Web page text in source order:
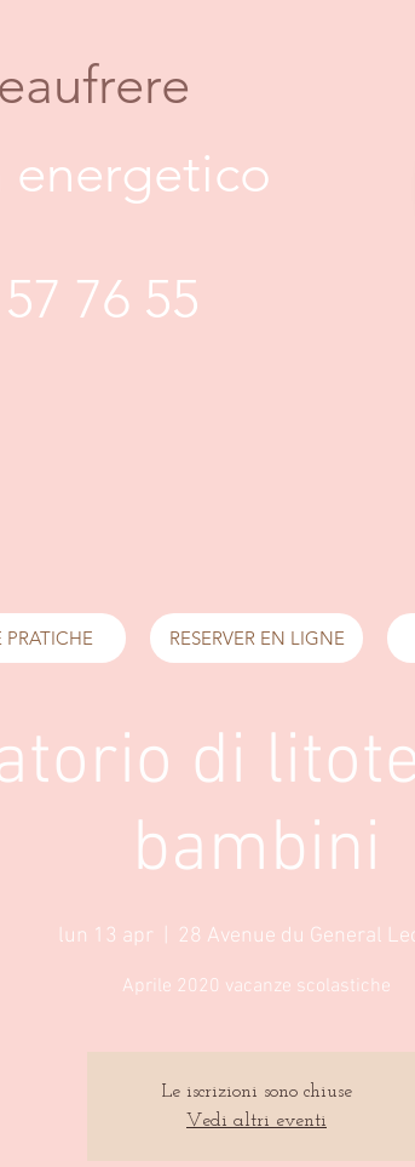
energetico
76 55
PRATICHE RESERVER EN LIGNE
di
bambini
lun 13 apr 28 Avenue du General
Aprile 2020 vacanze scolastiche
Le iscrizioni sono chiuse
Vedi altri eventi